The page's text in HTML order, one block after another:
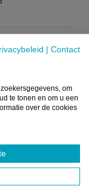
| Contact
om
te tonen en om u een
over de cookies
geen
wel